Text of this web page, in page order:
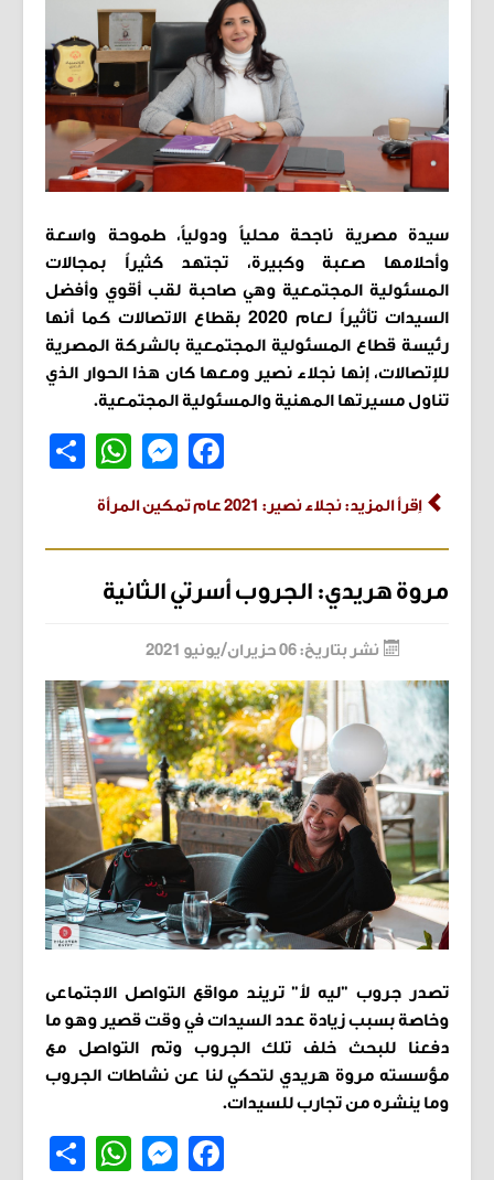
سيدة مصرية ناجحة محلياً ودولياً، طموحة واسعة
وأحلامها صعبة وكبيرة، تجتهد كثيراً بمجالات
المسئولية المجتمعية وهي صاحبة لقب أقوي وأفضل
السيدات تأثيراً لعام 2020 بقطاع الاتصالات كما أنها
رئيسة قطاع المسئولية المجتمعية بالشركة المصرية
للإتصالات، إنها نجلاء نصير ومعها كان هذا الحوار الذي
تناول مسيرتها المهنية والمسئولية المجتمعية.
Facebook
Messenger
WhatsApp
اِقرأ المزيد: نجلاء نصير: 2021 عام تمكين المرأة
مروة هريدي: الجروب أسرتي الثانية
نشر بتاريخ: 06 حزيران/يونيو 2021
تصدر جروب "ليه لأ" تريند مواقع التواصل الاجتماعى
وخاصة بسبب زيادة عدد السيدات في وقت قصير وهو ما
دفعنا للبحث خلف تلك الجروب وتم التواصل مع
مؤسسته مروة هريدي لتحكي لنا عن نشاطات الجروب
وما ينشره من تجارب للسيدات.
Facebook
Messenger
WhatsApp